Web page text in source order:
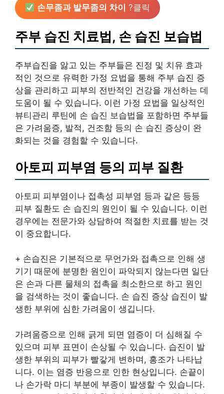
손무좀과 발무좀의 차이 ?클릭
주부 습진 치료법, 손 습진 보습법
주부습진을 앓고 있는 주부들은 진정 및 치유 효과
적인 것으로 유력한 가정 요법을 통해 주부 습진 증
상을 관리하고 피부의 전반적인 건강을 개선하는 데
도움이 될 수 있습니다. 이런 가정 요법을 일상적인
뷰티관리 루틴에 손 습진 보습법을 포함하면 주부들
은 가려움증, 발적, 건조함 등의 손 습진 증상이 완
화되는 것을 경험할 수 있습니다.
아토피 피부염 등의 피부 질환
아토피 피부염이나 접촉성 피부염 등과 같은 등등
피부 질환도 손 습진의 원인이 될 수 있습니다. 이런
경우에는 전문가와 상담하여 적절한 치료를 받는 것
이 중요합니다.
+ 손습진은 기본적으로 무언가와 접촉으로 인해 생
기기 때문에 분명한 원인이 파악되지 않는다면 일단
은 손과 다른 물체의 접촉을 최소한으로 하고 원인
을 검색하는 것이 좋습니다. 손 습진 증상 습진이 발
생한 부위에 심한 가려움이 생깁니다.
가려움증으로 인해 긁게 되면 염증이 더 심해질 수
있으며 피부 표면이 손상될 수 있습니다. 습진이 발
생한 부위의 피부가 빨갛게 변하며, 홍조가 나타납
니다. 이는 염증 반응으로 인한 현상입니다. 손끝이
나 손가락 마디 부분에 부종이 발생할 수 있습니다.